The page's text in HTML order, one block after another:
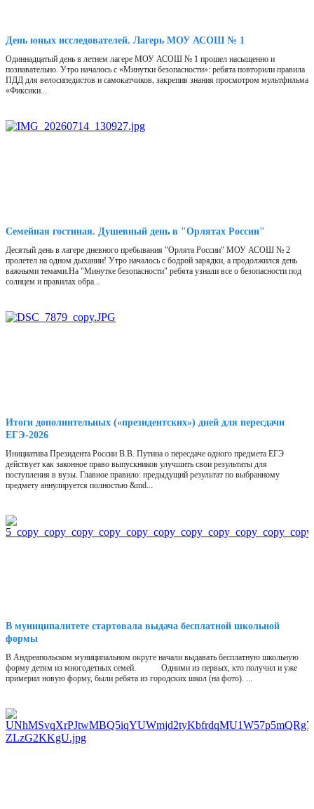
День юных исследователей. Лагерь МОУ АСОШ № 1
Одиннадцатый день в летнем лагере МОУ АСОШ № 1 прошел насыщенно и
познавательно. Утро началось с «Минутки безопасности»: ребята повторили правила
ПДД для велосипедистов и самокатчиков, закрепив знания просмотром мультфильма
«Фиксики...
Семейная гостиная. Душевный день в "Орлятах России"
Десятый день в лагере дневного пребывания "Орлята России" МОУ АСОШ № 2
пролетел на одном дыхании! Утро началось с бодрой зарядки, а продолжился день
важными темами.На "Минутке безопасности" ребята узнали все о безопасности под
солнцем и правилах обра...
Итоги дополнительных («президентских») дней для пересдачи
ЕГЭ-2026
Инициатива Президента России В.В. Путина о пересдаче одного предмета ЕГЭ
действует как законное право выпускников улучшить свои результаты для
поступления в вузы. Главное правило: предыдущий результат по выбранному
предмету аннулируется полностью &md...
В муниципалитете стартовала выдача бесплатной школьной
формы
В Андреапольском муниципальном округе начали выдавать бесплатную школьную
форму детям из многодетных семей. Одними из первых, кто получил и уже
примерил новую форму, были ребята из городских школ (на фото). ...